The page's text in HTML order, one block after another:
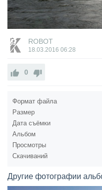
ROBOT
18.03.2016 06:28
0
Формат файла
Размер
Дата съёмки
Альбом
Просмотры
Скачиваний
Другие фотографии